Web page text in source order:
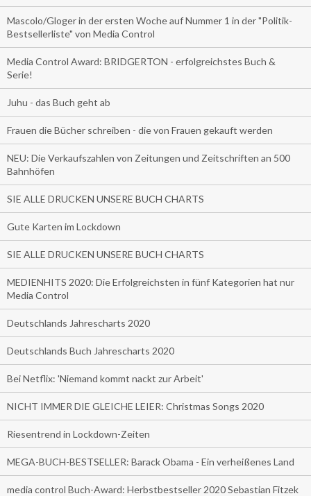
Mascolo/Gloger in der ersten Woche auf Nummer 1 in der "Politik-
Bestsellerliste" von Media Control
Media Control Award: BRIDGERTON - erfolgreichstes Buch &
Serie!
Juhu - das Buch geht ab
Frauen die Bücher schreiben - die von Frauen gekauft werden
NEU: Die Verkaufszahlen von Zeitungen und Zeitschriften an 500
Bahnhöfen
SIE ALLE DRUCKEN UNSERE BUCH CHARTS
Gute Karten im Lockdown
SIE ALLE DRUCKEN UNSERE BUCH CHARTS
MEDIENHITS 2020: Die Erfolgreichsten in fünf Kategorien hat nur
Media Control
Deutschlands Jahrescharts 2020
Deutschlands Buch Jahrescharts 2020
Bei Netflix: 'Niemand kommt nackt zur Arbeit'
NICHT IMMER DIE GLEICHE LEIER: Christmas Songs 2020
Riesentrend in Lockdown-Zeiten
MEGA-BUCH-BESTSELLER: Barack Obama - Ein verheißenes Land
media control Buch-Award: Herbstbestseller 2020 Sebastian Fitzek